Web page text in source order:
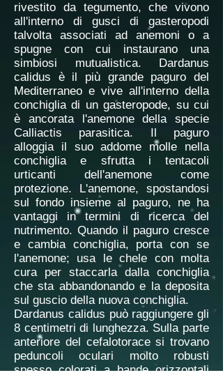
rivestito da tegumento, che vivono
all'interno di gusci di gasteropodi
talvolta associati ad anemoni o a
spugne con cui instaurano una
simbiosi mutualistica. Dardanus
calidus è il più grande paguro del
Mediterraneo e vive all'interno della
conchiglia di un gasteropode, su cui
è ancorata l'anemone della specie
Calliactis parasitica. Il paguro
alloggia il suo addome molle nella
conchiglia e sfrutta i tentacoli
urticanti dell'anemone come
protezione. L'anemone, spostandosi
sul fondo insieme al paguro, ne ha
vantaggi in termini di ricerca del
nutrimento. Quando il paguro cresce
e cambia conchiglia, porta con se
l'anemone; usa le chele con molta
cura per staccarla dalla conchiglia
che sta abbandonando e la deposita
sul guscio della nuova conchiglia.
Dardanus calidus può raggiungere gli
8 centimetri di lunghezza. Sulla parte
anteriore del cefalotorace si trovano
peduncoli oculari molto robusti
spesso colorati a bande orizzontali